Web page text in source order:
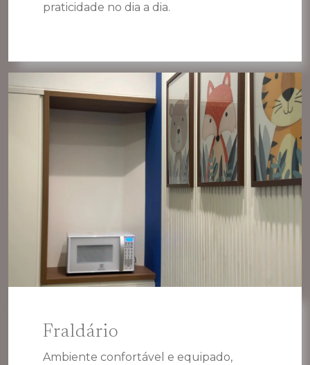
praticidade no dia a dia.
Fraldário
Ambiente confortável e equipado,